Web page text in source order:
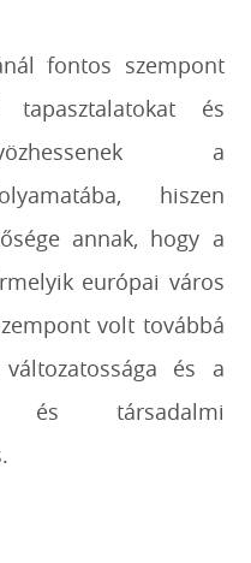
fontos szempont
és
a
hiszen
annak, hogy a
európai város
volt továbbá
és a
és társadalmi